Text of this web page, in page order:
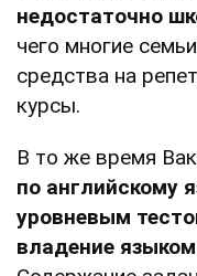
недостаточно
чего многие
средства на
курсы.
В то же время
по английскому
уровневым
владение